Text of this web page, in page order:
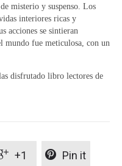
misterio y suspenso. Los
interiores ricas y
acciones se sintieran
mundo fue meticulosa, con un
disfrutado libro lectores de
+1  Pin it